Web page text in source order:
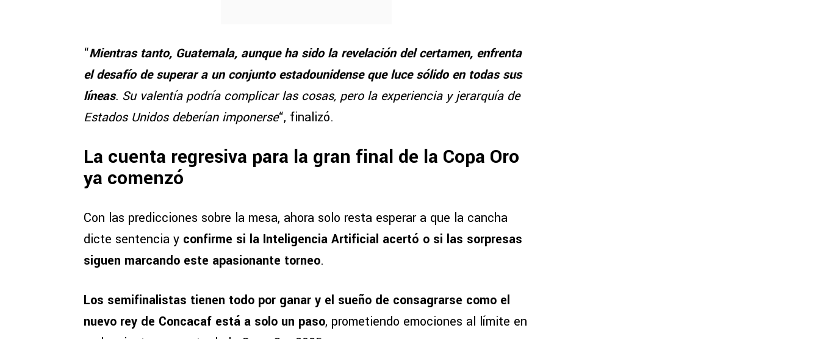
“Mientras tanto, Guatemala, aunque ha sido la revelación del certamen, enfrenta
el desafío de superar a un conjunto estadounidense que luce sólido en todas sus
líneas. Su valentía podría complicar las cosas, pero la experiencia y jerarquía de
Estados Unidos deberían imponerse“, finalizó.
La cuenta regresiva para la gran final de la Copa Oro
ya comenzó
Con las predicciones sobre la mesa, ahora solo resta esperar a que la cancha
dicte sentencia y confirme si la Inteligencia Artificial acertó o si las sorpresas
siguen marcando este apasionante torneo.
Los semifinalistas tienen todo por ganar y el sueño de consagrarse como el
nuevo rey de Concacaf está a solo un paso, prometiendo emociones al límite en